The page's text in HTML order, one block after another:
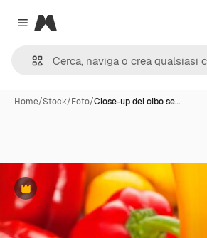
Close menu
Magnific
Home/Stock/Foto/Close-up del cibo se…
Premium